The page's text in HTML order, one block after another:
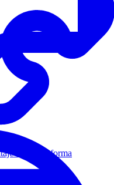
a su plataforma